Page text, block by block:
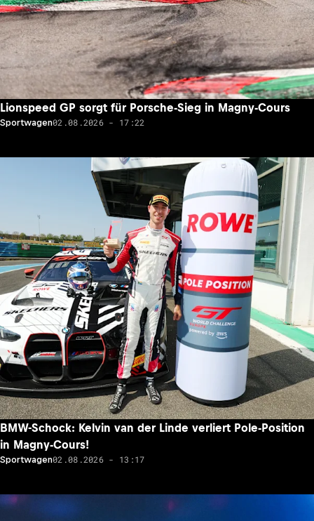
Lionspeed GP sorgt für Porsche-Sieg in Magny-Cours
Sportwagen02.08.2026 - 17:22
BMW-Schock: Kelvin van der Linde verliert Pole-Position
in Magny-Cours!
Sportwagen02.08.2026 - 13:17